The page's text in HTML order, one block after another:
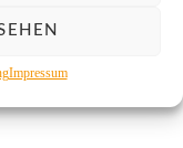
Impressum